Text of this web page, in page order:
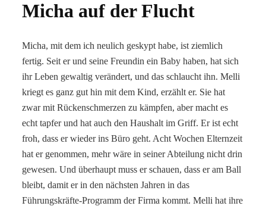
Micha auf der Flucht
Micha, mit dem ich neulich geskypt habe, ist ziemlich
fertig. Seit er und seine Freundin ein Baby haben, hat sich
ihr Leben gewaltig verändert, und das schlaucht ihn. Melli
kriegt es ganz gut hin mit dem Kind, erzählt er. Sie hat
zwar mit Rückenschmerzen zu kämpfen, aber macht es
echt tapfer und hat auch den Haushalt im Griff. Er ist echt
froh, dass er wieder ins Büro geht. Acht Wochen Elternzeit
hat er genommen, mehr wäre in seiner Abteilung nicht drin
gewesen. Und überhaupt muss er schauen, dass er am Ball
bleibt, damit er in den nächsten Jahren in das
Führungskräfte-Programm der Firma kommt. Melli hat ihre